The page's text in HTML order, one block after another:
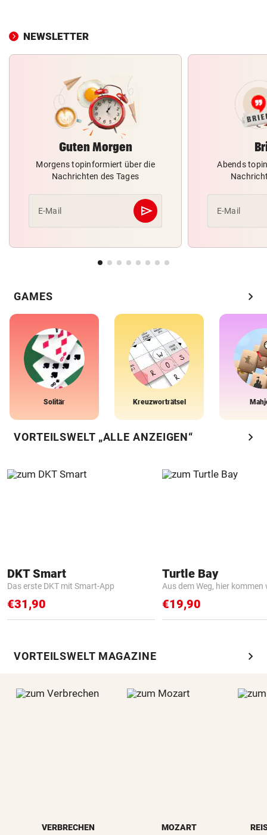
NEWSLETTER
Guten Morgen
Morgens topinformiert über die
Nachrichten des Tages
E-Mail send
Abschicken
Abends
E-Mail
GAMES chevron_right
Solitär Kreuzworträtsel
VORTEILSWELT „ALLE ANZEIGEN“ chevron_right
DKT Smart
Das erste DKT mit Smart-App
€31,90
Turtle Bay
Aus dem Weg, hier kommen
€19,90
VORTEILSWELT MAGAZINE chevron_right
VERBRECHEN MOZART